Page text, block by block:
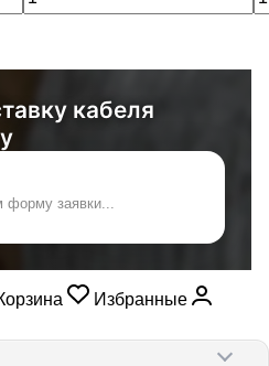
кабеля
форму заявки...
Избранные